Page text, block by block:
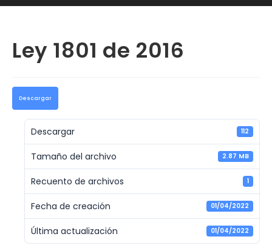
Ley 1801 de 2016
Descargar
Descargar 112
Tamaño del archivo 2.87 MB
Recuento de archivos 1
Fecha de creación 01/04/2022
Última actualización 01/04/2022